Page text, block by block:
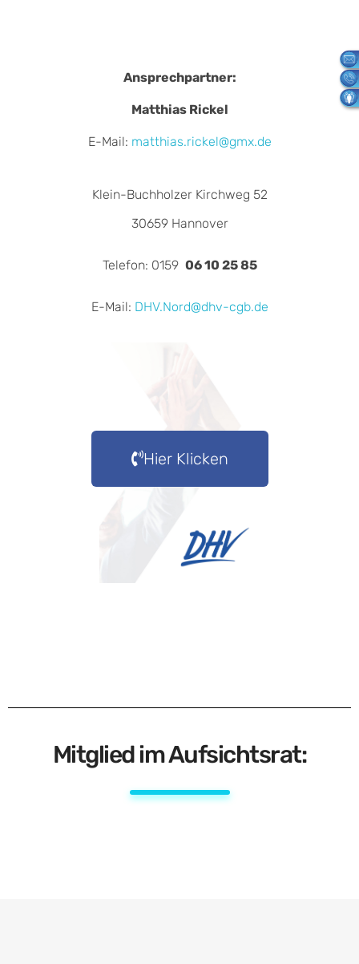
Ansprechpartner:
Matthias Rickel
E-Mail: matthias.rickel@gmx.de
Klein-Buchholzer Kirchweg 52
30659 Hannover
Telefon: 0159 06 10 25 85
E-Mail: DHV.Nord@dhv-cgb.de
Hier Klicken
Mitglied im Aufsichtsrat: